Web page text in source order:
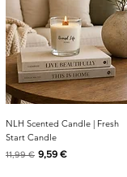
NLH Scented Candle | Fresh
Start Candle
Redovna cijena
11,99 € Cijena s popustom
9,59 €